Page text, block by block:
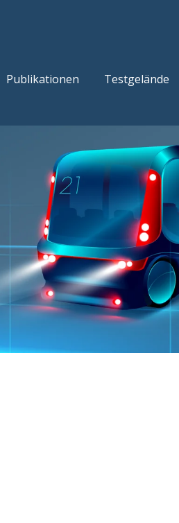
Publikationen Testgelände